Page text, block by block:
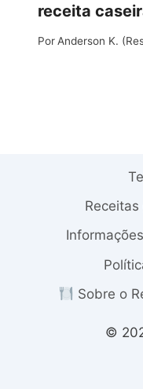
receita
PorAnderson K.
Informações
Sobre o
©